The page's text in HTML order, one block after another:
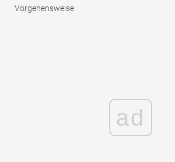
Vorgehensweise.
ad